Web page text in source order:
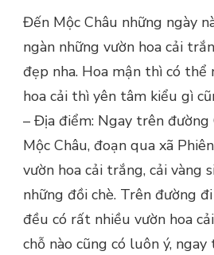
Đến Mộc Châu những ngày
ngàn những vườn hoa cải
đẹp nha. Hoa mận thì có thể
hoa cải thì yên tâm kiểu gì
– Địa điểm: Ngay trên
Mộc Châu, đoạn qua xã
vườn hoa cải trắng, cải vàng
những đồi chè. Trên đường
đều có rất nhiều vườn hoa
chỗ nào cũng có luôn ý,